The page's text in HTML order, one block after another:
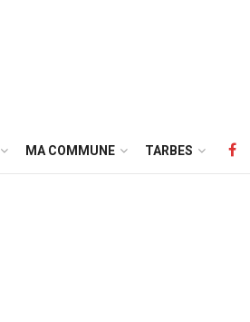
MA COMMUNE TARBES